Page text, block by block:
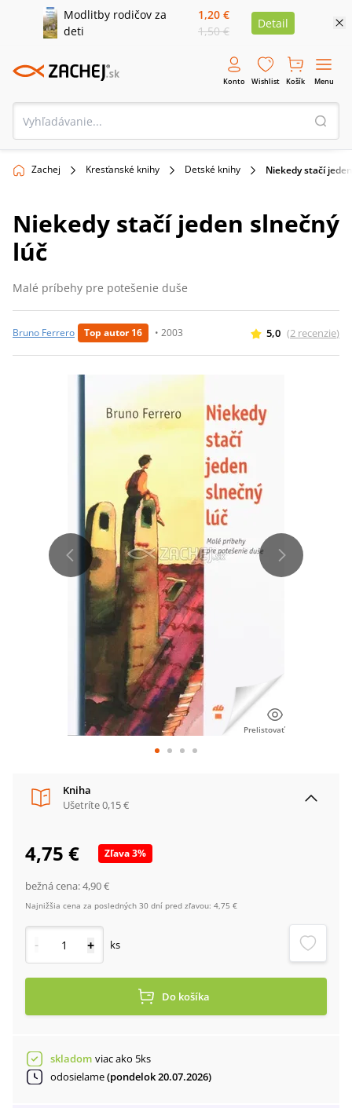
Modlitby rodičov za
deti
1,20 €
1,50 €
Detail
Konto Wishlist Košík Menu
Zachej Kresťanské knihy Detské knihy Niekedy stačí
Niekedy stačí jeden slnečný
lúč
Malé príbehy pre potešenie duše
Bruno Ferrero Top autor 16 • 2003 5,0 (2 recenzie)
Prelistovať
Kniha
Ušetríte0,15 €
4,75 € Zľava3%
bežná cena:4,90 €
Najnižšia cena za posledných 30 dní pred zľavou: 4,75 €
- + ks
Do košíka
skladom viac ako 5ks
odosielame(pondelok 20.07.2026)